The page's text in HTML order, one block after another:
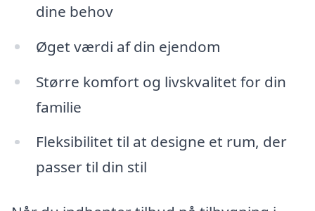
dine behov
Øget værdi af din ejendom
Større komfort og livskvalitet for din
familie
Fleksibilitet til at designe et rum, der
passer til din stil